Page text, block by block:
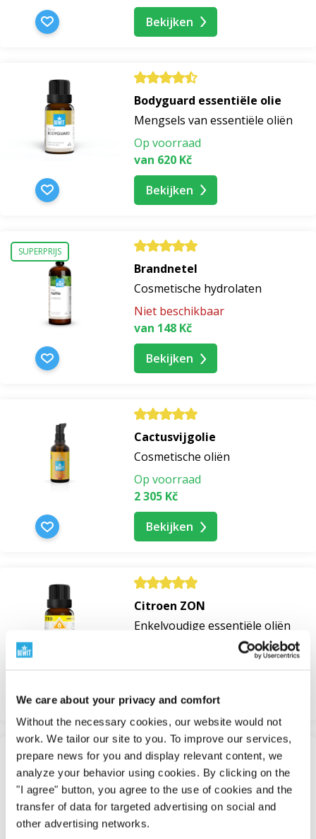
We care about your privacy and comfort
Without the necessary cookies, our website would not
work. We tailor our site to you. To improve our services,
prepare news for you and display relevant content, we
analyze your behavior using cookies. By clicking on the
"I agree" button, you agree to the use of cookies and the
transfer of data for targeted advertising on social and
other advertising networks.
Bekijken
Bodyguard essentiële olie
Mengsels van essentiële oliën
Op voorraad
van 620 Kč
Bekijken
SUPERPRIJS
Brandnetel
Cosmetische hydrolaten
Niet beschikbaar
van 148 Kč
Bekijken
Cactusvijgolie
Cosmetische oliën
Op voorraad
2 305 Kč
Bekijken
Citroen ZON
Enkelvoudige essentiële oliën
Bekijken
Cleanser
Reiniging en make-up
verwijderen